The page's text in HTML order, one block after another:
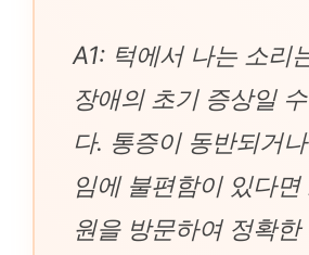
A1: 턱에서 나는 소리
장애의 초기 증상일
다. 통증이 동반되거
임에 불편함이 있다
원을 방문하여 정확한